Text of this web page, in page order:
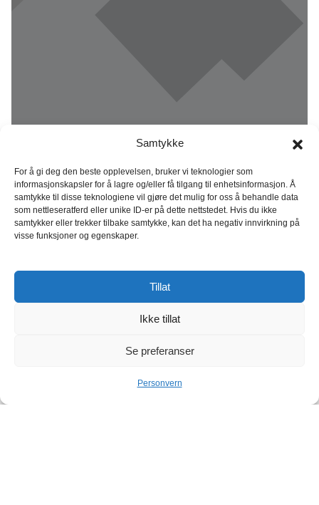
Samtykke
For å gi deg den beste opplevelsen, bruker vi teknologier som
informasjonskapsler for å lagre og/eller få tilgang til enhetsinformasjon. Å
samtykke til disse teknologiene vil gjøre det mulig for oss å behandle data
som nettleseratferd eller unike ID-er på dette nettstedet. Hvis du ikke
samtykker eller trekker tilbake samtykke, kan det ha negativ innvirkning på
visse funksjoner og egenskaper.
Tillat
Ikke tillat
Se preferanser
Personvern